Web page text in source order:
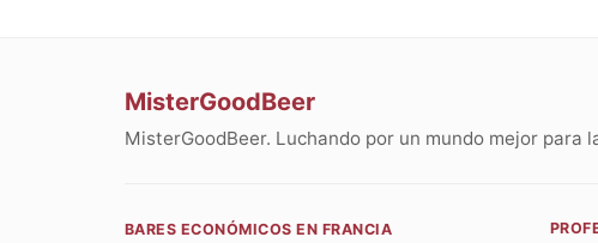
MisterGoodBeer
MisterGoodBeer. Luchando por un mundo mejor para
BARES ECONÓMICOS EN FRANCIA